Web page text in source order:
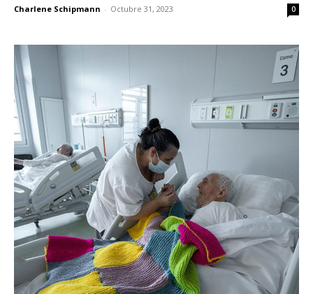
Charlene Schipmann - Octubre 31, 2023 0